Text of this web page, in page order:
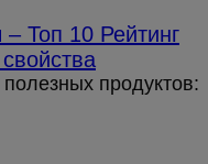
Топ 10 Рейтинг
продуктов: